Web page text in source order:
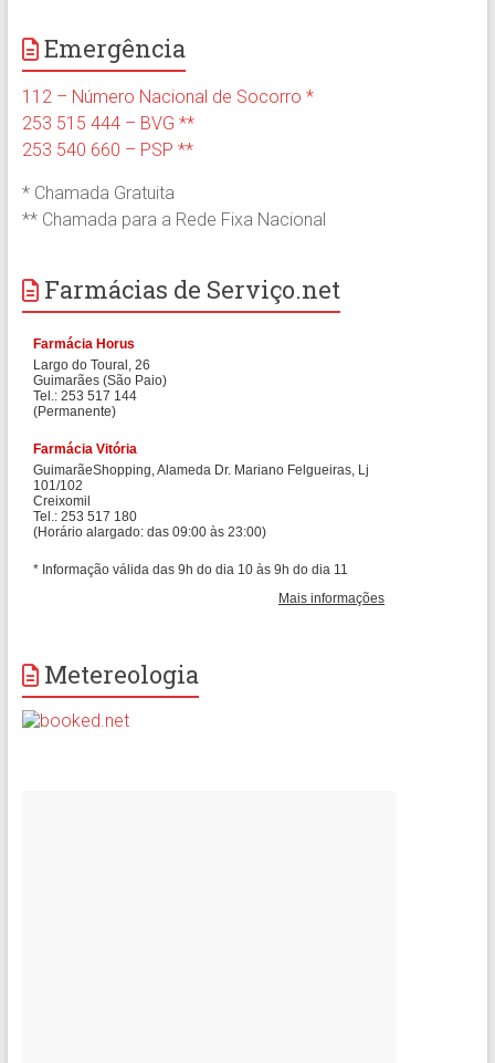
Emergência
112 – Número Nacional de Socorro *
253 515 444 – BVG **
253 540 660 – PSP **
* Chamada Gratuita
** Chamada para a Rede Fixa Nacional
Farmácias de Serviço.net
Metereologia